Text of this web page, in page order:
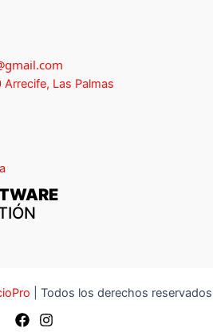
Las Palmas
| Todos los derechos reservados